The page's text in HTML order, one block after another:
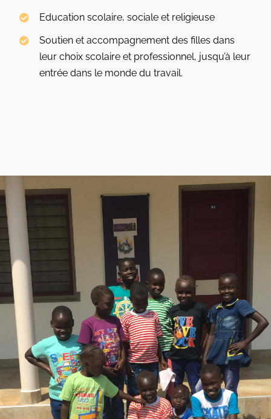
Education scolaire, sociale et religieuse
Soutien et accompagnement des filles dans
leur choix scolaire et professionnel, jusqu’à leur
entrée dans le monde du travail.